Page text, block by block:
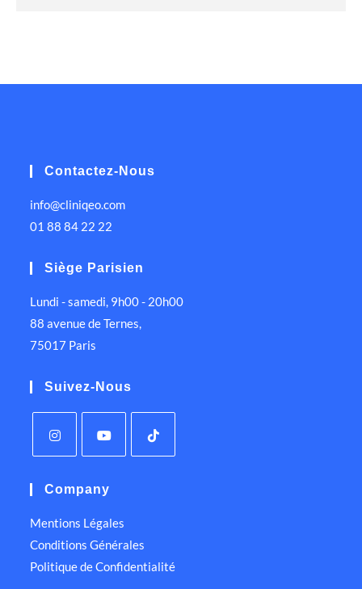
Contactez-Nous
info@cliniqeo.com
01 88 84 22 22
Siège Parisien
Lundi - samedi, 9h00 - 20h00
88 avenue de Ternes,
75017 Paris
Suivez-Nous
Company
Mentions Légales
Conditions Générales
Politique de Confidentialité